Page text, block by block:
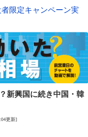
限定キャンペーン実
新興国に続き中国・韓
更新]